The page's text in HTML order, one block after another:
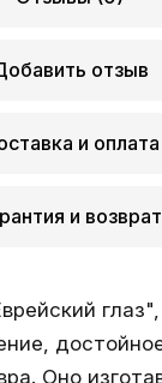
отзыв
и оплата
и возврат
Оно